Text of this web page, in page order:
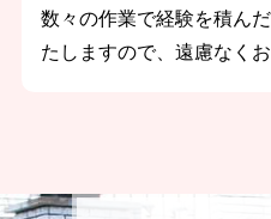
数々の作業で経験を積ん
たしますので、遠慮なく